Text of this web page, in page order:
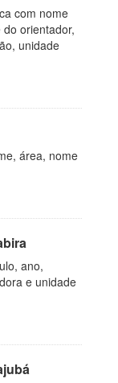
com nome
orientador,
unidade
área, nome
ano,
e unidade